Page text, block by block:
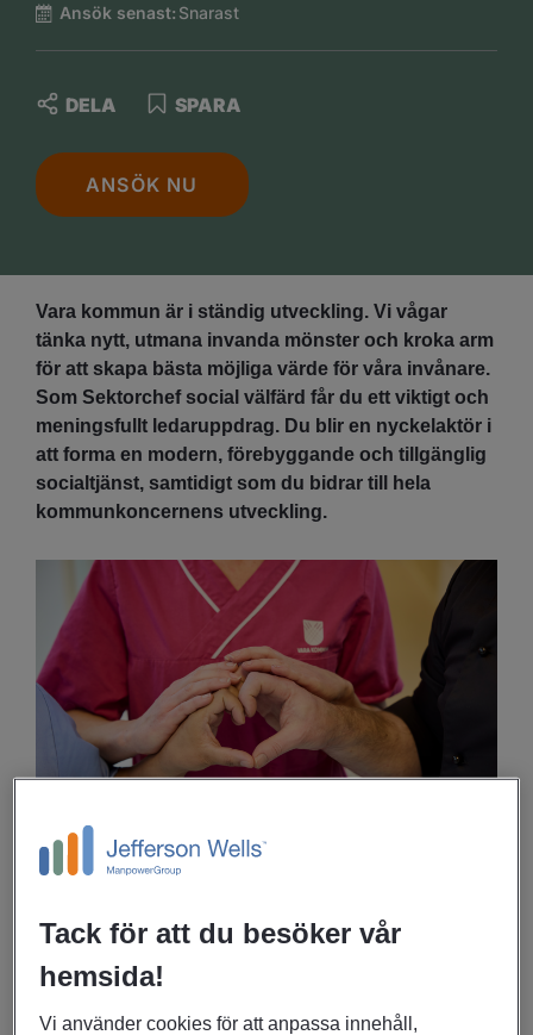
Ansök senast: Snarast
ANSÖK NU
SPARA
DELA
Vara kommun är i ständig utveckling. Vi vågar
tänka nytt, utmana invanda mönster och kroka arm
för att skapa bästa möjliga värde för våra invånare.
Som Sektorchef social välfärd får du ett viktigt och
meningsfullt ledaruppdrag. Du blir en nyckelaktör i
att forma en modern, förebyggande och tillgänglig
socialtjänst, samtidigt som du bidrar till hela
kommunkoncernens utveckling.
Som Sektorchef social välfärd i Vara kommun har du
Tack för att du besöker vår
hemsida!
Vi använder cookies för att anpassa innehåll,